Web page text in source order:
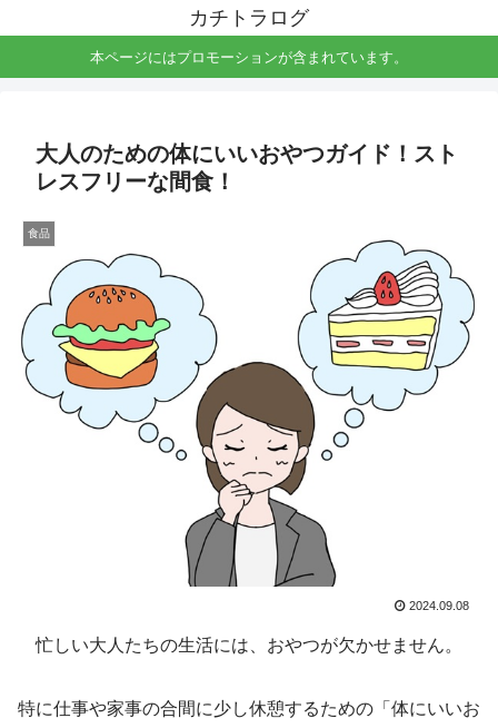
カチトラログ
本ページにはプロモーションが含まれています。
大人のための体にいいおやつガイド！スト
レスフリーな間食！
食品
2024.09.08
忙しい大人たちの生活には、おやつが欠かせません。
特に仕事や家事の合間に少し休憩するための「体にいいお